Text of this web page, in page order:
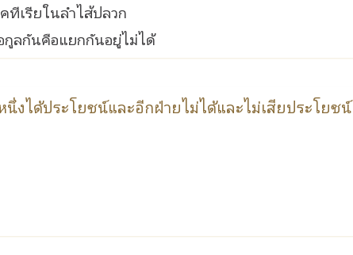
เรียในลำไส้ปลวก
ลกันคือแยกกันอยู่ไม่ได้
งได้ประโยชน์และอีกฝ่ายไม่ได้และไม่เสียประโยชน์